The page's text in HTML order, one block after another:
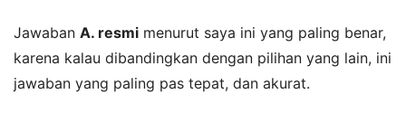
Jawaban A. resmi menurut saya ini yang paling benar,
karena kalau dibandingkan dengan pilihan yang lain, ini
jawaban yang paling pas tepat, dan akurat.